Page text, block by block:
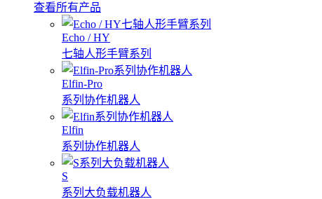
查看所有产品
Echo / HY
七轴人形手臂系列
Elfin-Pro
系列协作机器人
Elfin
系列协作机器人
S
系列大负载机器人